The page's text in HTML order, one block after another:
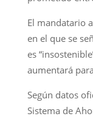
El mandatario
en el que se
es
aumentará
Según datos
Sistema de